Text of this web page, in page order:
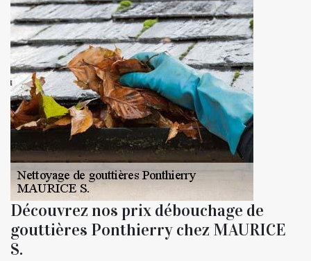
Découvrez nos prix débouchage de
gouttières Ponthierry chez MAURICE
S.